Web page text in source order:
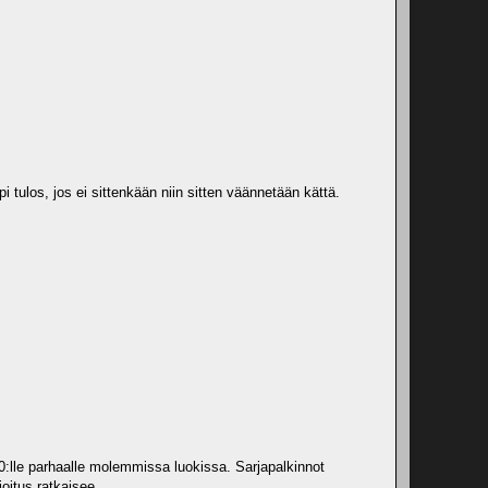
tulos, jos ei sittenkään niin sitten väännetään kättä.
parhaalle molemmissa luokissa. Sarjapalkinnot